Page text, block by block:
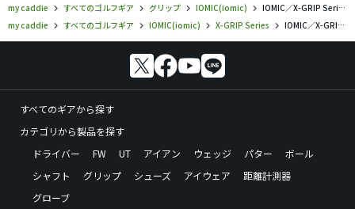
my caddie すべてのゴルフギア グリップ IOMIC(iomic)
IOMIC／X-GRIP Series／グリップの口コミ評価
my caddie
すべてのゴルフギア IOMIC(iomic) X-GRIP Series IOMIC／X-GRIP Series／グリップの口コミ評価
すべてのギアから探す
カテゴリから製品を探す
ドライバー
FW UT アイアン ウェッジ パター
ボール
シャフト
グリップ シューズ アイウェア
距離計測器
グローブ